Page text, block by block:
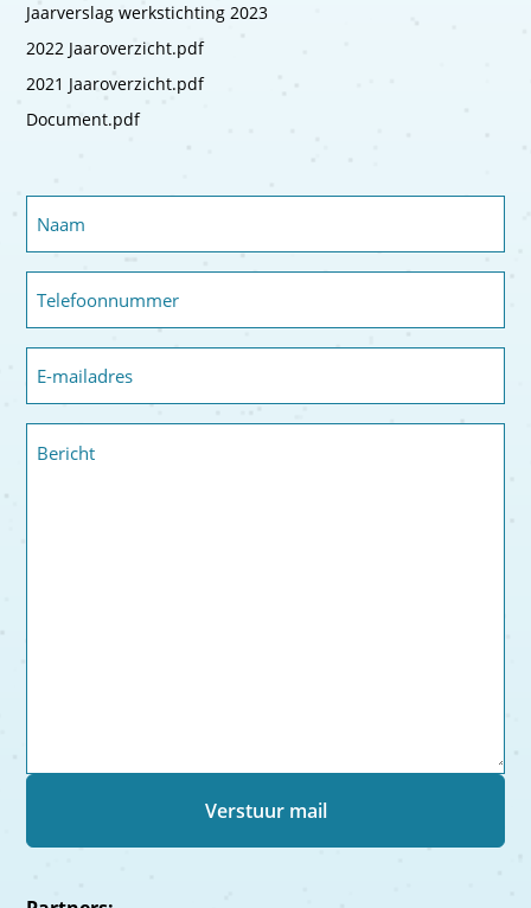
Jaarverslag werkstichting 2023
2022 Jaaroverzicht.pdf
2021 Jaaroverzicht.pdf
Document.pdf